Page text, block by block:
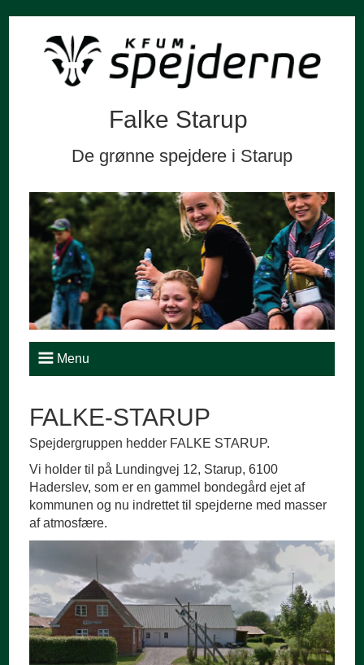
Falke Starup
De grønne spejdere i Starup
Menu
FALKE-STARUP
Spejdergruppen hedder FALKE STARUP.
Vi holder til på Lundingvej 12, Starup, 6100
Haderslev, som er en gammel bondegård ejet af
kommunen og nu indrettet til spejderne med masser
af atmosfære.